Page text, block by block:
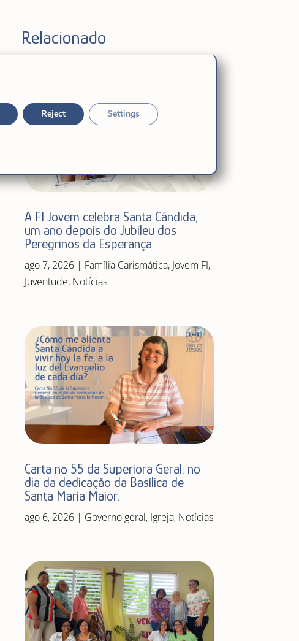
Relacionado
A FI Jovem celebra Santa Cândida,
um ano depois do Jubileu dos
Peregrinos da Esperança.
ago 7, 2026| Família Carismática, Jovem FI,
Juventude, Notícias
Carta nº 55 da Superiora Geral: no
dia da dedicação da Basílica de
Santa Maria Maior.
ago 6, 2026| Governo geral, Igreja, Notícias
Reject Settings